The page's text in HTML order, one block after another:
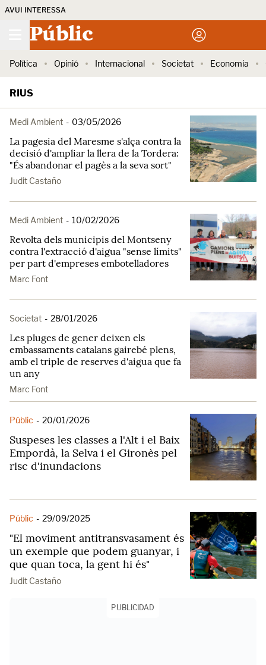
AVUI INTERESSA
Públic
Política Opinió Internacional Societat Economia
RIUS
Medi Ambient - 03/05/2026
La pagesia del Maresme s'alça contra la
decisió d'ampliar la llera de la Tordera:
"És abandonar el pagès a la seva sort"
Judit Castaño
Medi Ambient - 10/02/2026
Revolta dels municipis del Montseny
contra l'extracció d'aigua "sense límits"
per part d'empreses embotelladores
Marc Font
Societat - 28/01/2026
Les pluges de gener deixen els
embassaments catalans gairebé plens,
amb el triple de reserves d'aigua que fa
un any
Marc Font
Públic - 20/01/2026
Suspeses les classes a l'Alt i el Baix
Empordà, la Selva i el Gironès pel
risc d'inundacions
Públic - 29/09/2025
"El moviment antitransvasament és
un exemple que podem guanyar, i
que quan toca, la gent hi és"
Judit Castaño
PUBLICIDAD